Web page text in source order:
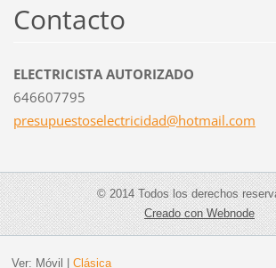
Contacto
ELECTRICISTA AUTORIZADO
646607795
presupuestoselectricidad@hotmail.com
© 2014 Todos los derechos
Creado con Webnode
Ver: Móvil | Clásica